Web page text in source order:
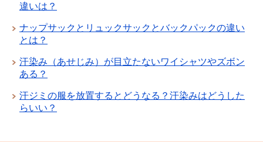
違いは？
ナップサックとリュックサックとバックパックの違い
とは？
汗染み（あせじみ）が目立たないワイシャツやズボン
ある？
汗ジミの服を放置するとどうなる？汗染みはどうした
らいい？